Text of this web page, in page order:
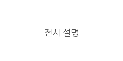
전시 설명